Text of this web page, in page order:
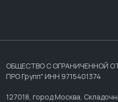
ОБЩЕСТВО С ОГРАНИЧЕННОЙ
ПРО Групп" ИНН 9715401374
127018, город Москва,